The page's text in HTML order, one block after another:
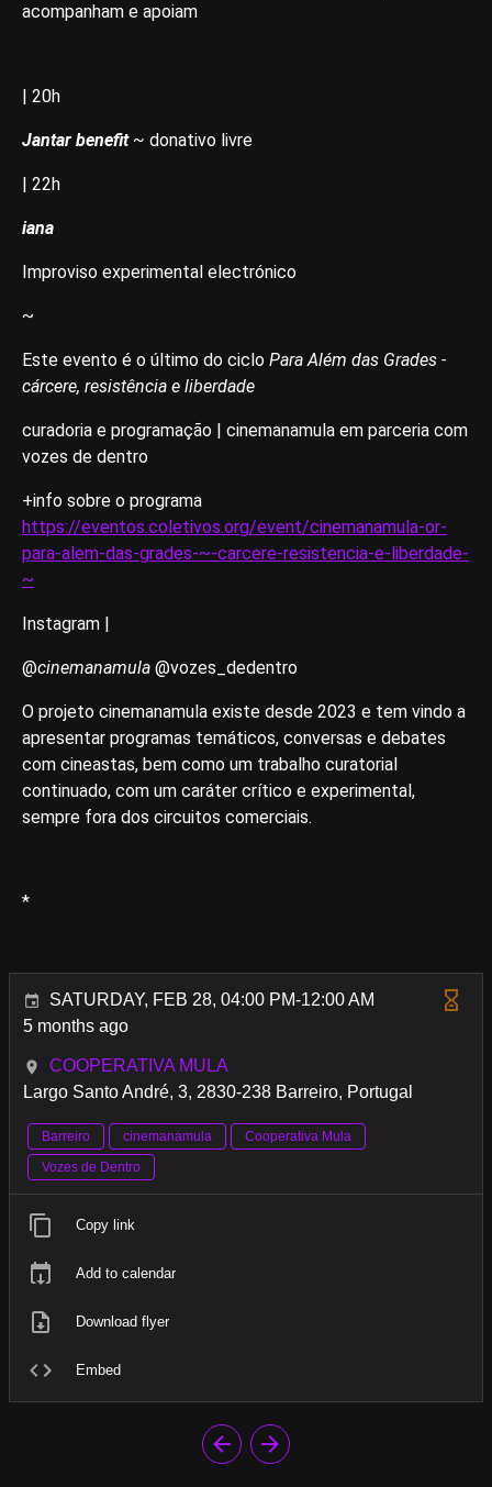
acompanham e apoiam
| 20h
Jantar benefit ~ donativo livre
| 22h
iana
Improviso experimental electrónico
~
Este evento é o último do ciclo Para Além das Grades -
cárcere, resistência e liberdade
curadoria e programação | cinemanamula em parceria com
vozes de dentro
+info sobre o programa
https://eventos.coletivos.org/event/cinemanamula-or-
para-alem-das-grades-~-carcere-resistencia-e-liberdade-
~
Instagram |
@cinemanamula @vozes_dedentro
O projeto cinemanamula existe desde 2023 e tem vindo a
apresentar programas temáticos, conversas e debates
com cineastas, bem como um trabalho curatorial
continuado, com um caráter crítico e experimental,
sempre fora dos circuitos comerciais.
*
SATURDAY, FEB 28, 04:00 PM-12:00 AM
5 months ago
COOPERATIVA MULA
Largo Santo André, 3, 2830-238 Barreiro, Portugal
Barreiro cinemanamula
Cooperativa Mula
Vozes de Dentro
Copy link
Add to calendar
Download flyer
Embed